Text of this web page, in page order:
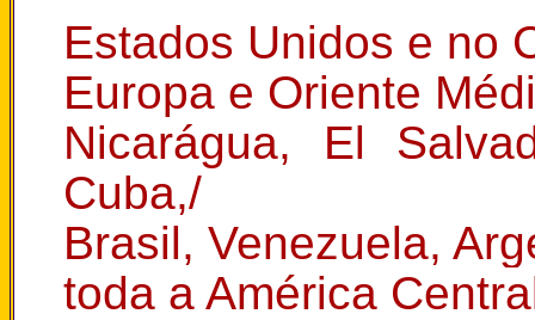
Estados Unidos e no
Europa e Oriente
Nicarágua, El
Cuba,/
Brasil, Venezuela,
toda a América